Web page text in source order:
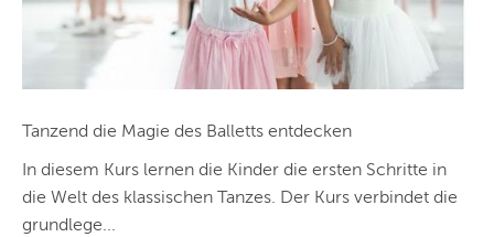
Tanzend die Magie des Balletts entdecken
In diesem Kurs lernen die Kinder die ersten Schritte in
die Welt des klassischen Tanzes. Der Kurs verbindet die
grundlege...